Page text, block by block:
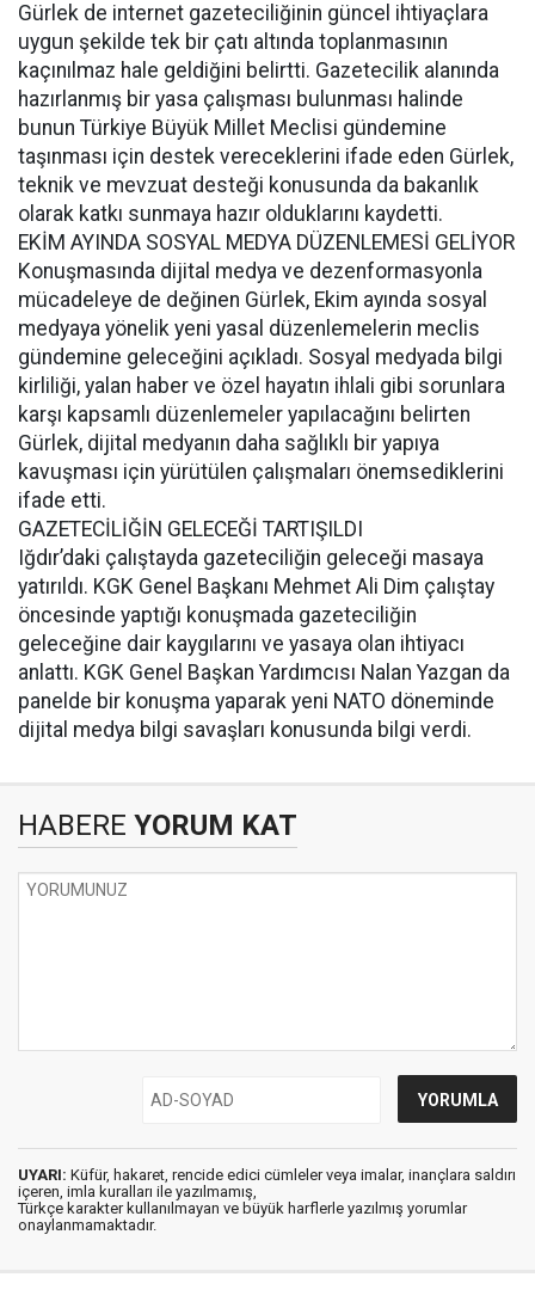
Gürlek de internet gazeteciliğinin güncel ihtiyaçlara
uygun şekilde tek bir çatı altında toplanmasının
kaçınılmaz hale geldiğini belirtti. Gazetecilik alanında
hazırlanmış bir yasa çalışması bulunması halinde
bunun Türkiye Büyük Millet Meclisi gündemine
taşınması için destek vereceklerini ifade eden Gürlek,
teknik ve mevzuat desteği konusunda da bakanlık
olarak katkı sunmaya hazır olduklarını kaydetti.
EKİM AYINDA SOSYAL MEDYA DÜZENLEMESİ GELİYOR
Konuşmasında dijital medya ve dezenformasyonla
mücadeleye de değinen Gürlek, Ekim ayında sosyal
medyaya yönelik yeni yasal düzenlemelerin meclis
gündemine geleceğini açıkladı. Sosyal medyada bilgi
kirliliği, yalan haber ve özel hayatın ihlali gibi sorunlara
karşı kapsamlı düzenlemeler yapılacağını belirten
Gürlek, dijital medyanın daha sağlıklı bir yapıya
kavuşması için yürütülen çalışmaları önemsediklerini
ifade etti.
GAZETECİLİĞİN GELECEĞİ TARTIŞILDI
Iğdır’daki çalıştayda gazeteciliğin geleceği masaya
yatırıldı. KGK Genel Başkanı Mehmet Ali Dim çalıştay
öncesinde yaptığı konuşmada gazeteciliğin
geleceğine dair kaygılarını ve yasaya olan ihtiyacı
anlattı. KGK Genel Başkan Yardımcısı Nalan Yazgan da
panelde bir konuşma yaparak yeni NATO döneminde
dijital medya bilgi savaşları konusunda bilgi verdi.
HABERE YORUM KAT
UYARI: Küfür, hakaret, rencide edici cümleler veya imalar, inançlara saldırı
içeren, imla kuralları ile yazılmamış,
Türkçe karakter kullanılmayan ve büyük harflerle yazılmış yorumlar
onaylanmamaktadır.